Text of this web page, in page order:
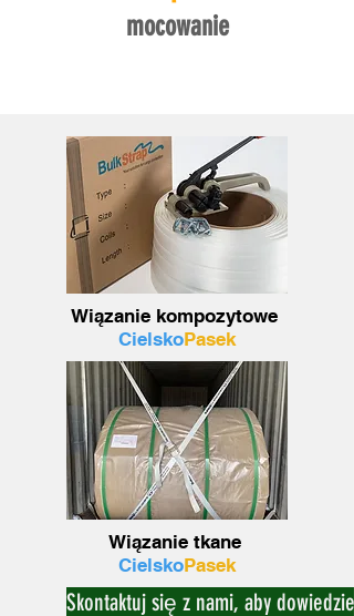
mocowanie
Wiązanie kompozytowe
CielskoPasek
Wiązanie tkane
CielskoPasek
Skontaktuj się z nami, aby